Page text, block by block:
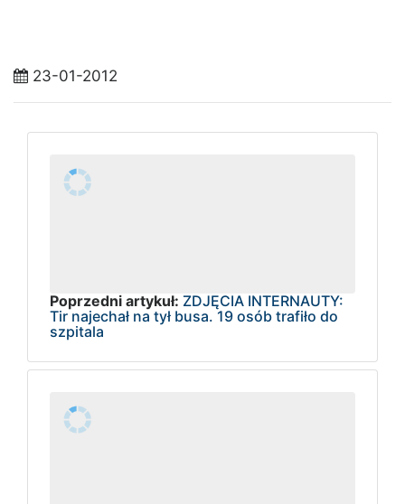
23-01-2012
Poprzedni artykuł: ZDJĘCIA INTERNAUTY:
Tir najechał na tył busa. 19 osób trafiło do
szpitala